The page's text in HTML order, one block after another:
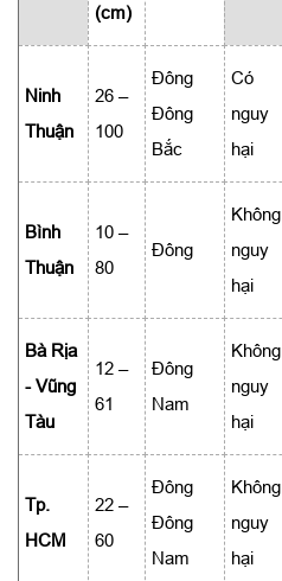
(cm)
Ninh
Thuận
26 –
100
Đông
Đông
Bắc
Có
nguy
hại
Bình
Thuận
10 –
80
Đông
Không
nguy
hại
Bà Rịa
- Vũng
Tàu
12 –
61
Đông
Nam
Không
nguy
hại
Tp.
HCM
22 –
60
Đông
Đông
Nam
Không
nguy
hại